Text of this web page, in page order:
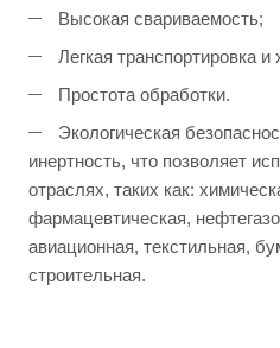
Высокая свариваемость;
Легкая транспортировка и
Простота обработки.
Экологическая
инертность, что позволяет
отраслях, таких как:
фармацевтическая,
авиационная, текстильная,
строительная.